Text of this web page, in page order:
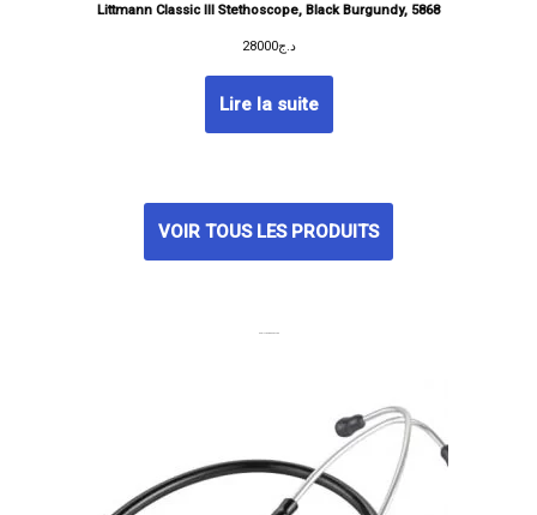
Littmann Classic III Stethoscope, Black Burgundy, 5868
د.ج28000
Lire la suite
VOIR TOUS LES PRODUITS